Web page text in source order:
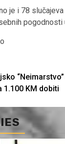
je i 78
1.100 KM dobiti